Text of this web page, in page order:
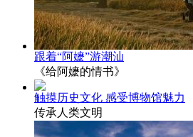
跟着“阿嬷”游潮汕
《给阿嬷的情书》
触摸历史文化 感受博物馆魅力
传承人类文明